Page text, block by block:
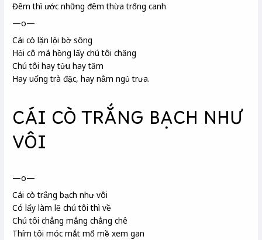
Đêm thì ước những đêm thừa trống canh
—o—
Cái cò lặn lội bờ sông
Hỏi cô má hồng lấy chú tôi chăng
Chú tôi hay tửu hay tăm
Hay uống trà đặc, hay nằm ngủ trưa.
CÁI CÒ TRẮNG BẠCH NHƯ
VÔI
—o—
Cái cò trắng bạch như vôi
Có lấy làm lẽ chú tôi thì về
Chú tôi chẳng mắng chẳng chê
Thím tôi móc mắt mổ mề xem gan